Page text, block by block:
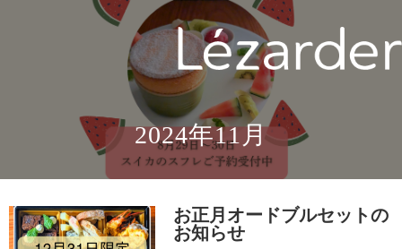
TOP
MENU
CHEF
2024年11月
お正月オードブルセットの
お知らせ